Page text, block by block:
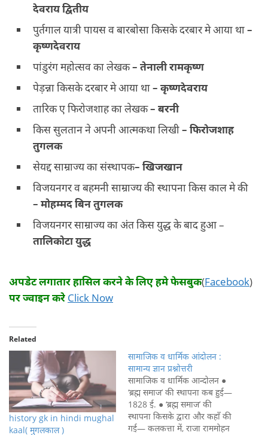
देवराय द्वितीय
पुर्तगाल यात्री पायस व बारबोसा किसके दरबार मे आया था–
कृष्णदेवराय
पांडुरंग महोत्सव का लेखक– तेनाली रामकृष्ण
पेड़न्ना किसके दरबार मे आया था– कृष्णदेवराय
तारिक ए फिरोजशाह का लेखक– बरनी
किस सुलतान ने अपनी आत्मकथा लिखी– फिरोजशाह
तुगलक
सेयद्द साम्राज्य का संस्थापक– खिजखान
विजयनगर व बहमनी साम्राज्य की स्थापना किस काल मे की
– मोहम्मद बिन तुगलक
विजयनगर साम्राज्य का अंत किस युद्ध के बाद हुआ –
तालिकोटा युद्ध
अपडेट लगातार हासिल करने के लिए हमे फेसबुक(Facebook)
पर ज्वाइन करे Click Now
Related
history gk in hindi mughal
kaal( मुगलकाल )
सामाजिक व धार्मिक आंदोलन :
सामान्य ज्ञान प्रश्नोत्तरी
सामाजिक व धार्मिक आन्दोलन ●
‘ब्रह्म समाज’ की स्थापना कब हुई—
1828 ई. ● ‘ब्रह्म समाज’ की
स्थापना किसके द्वारा और कहाँ की
गई— कलकत्ता में, राजा राममोहन